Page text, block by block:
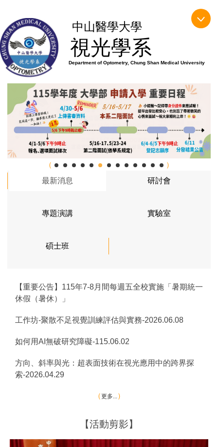
主
要
內
容
中山醫學大學
視光學系
Department of Optometry, Chung Shan Medical University
最新消息 研討會
專題演講 實驗室
碩士班
【重要公告】115年7-8月間每週五全校實施「暑期統一
休假（暑休）」
工作坊-聚散不足視覺訓練評估與實務-2026.06.08
如何用AI無破研究障礙-115.06.02
方向、斜率與光：超表面技術在視光應用中的跨界探
索-2026.04.29
更多...
【活動剪影】